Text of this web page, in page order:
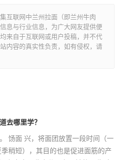
互联网中兰州拉面（即兰州牛肉
息与行业信息，为广大网友提供便
来自于互联网或用户投稿，并不代
内容的真实性负责，如有侵权，请
去哪里学？
饧面 兴，将面团放置一段时间（一
稍短），其目的也是促进面筋的产